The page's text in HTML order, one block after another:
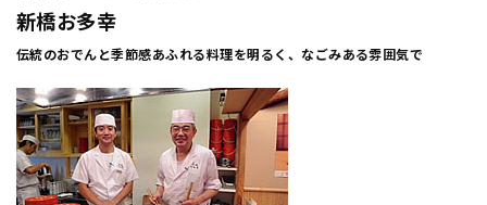
新橋お多幸
伝統のおでんと季節感あふれる料理を明るく、なごみある雰囲気で